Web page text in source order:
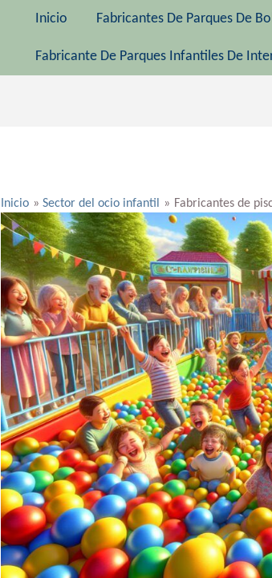
Inicio Fabricantes De Parques De
Fabricante De Parques Infantiles De
Inicio Sector del ocio infantil Fabricantes de